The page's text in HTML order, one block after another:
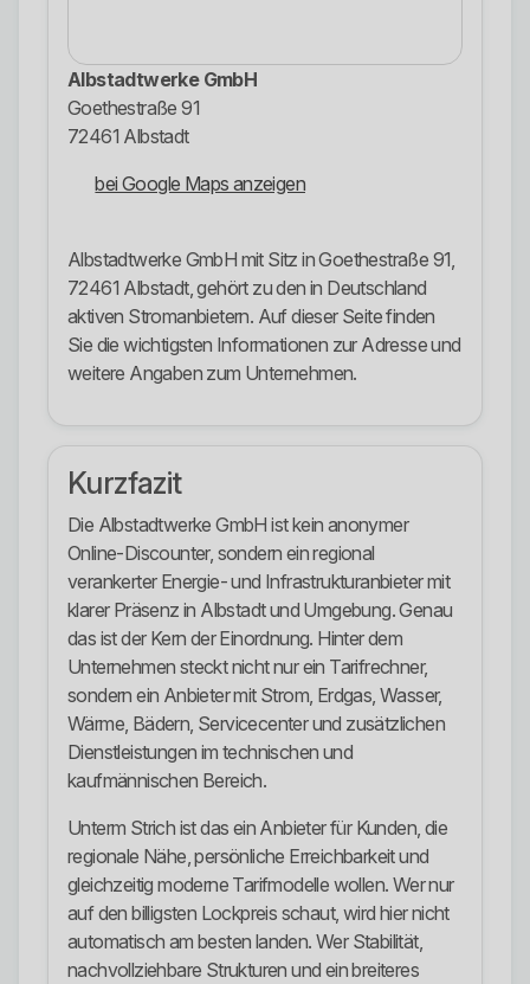
Albstadtwerke GmbH
Goethestraße 91
72461 Albstadt
bei Google Maps anzeigen
Albstadtwerke GmbH mit Sitz in Goethestraße 91,
72461 Albstadt, gehört zu den in Deutschland
aktiven Stromanbietern. Auf dieser Seite finden
Sie die wichtigsten Informationen zur Adresse und
weitere Angaben zum Unternehmen.
Kurzfazit
Die Albstadtwerke GmbH ist kein anonymer
Online-Discounter, sondern ein regional
verankerter Energie- und Infrastrukturanbieter mit
klarer Präsenz in Albstadt und Umgebung. Genau
das ist der Kern der Einordnung. Hinter dem
Unternehmen steckt nicht nur ein Tarifrechner,
sondern ein Anbieter mit Strom, Erdgas, Wasser,
Wärme, Bädern, Servicecenter und zusätzlichen
Dienstleistungen im technischen und
kaufmännischen Bereich.
Unterm Strich ist das ein Anbieter für Kunden, die
regionale Nähe, persönliche Erreichbarkeit und
gleichzeitig moderne Tarifmodelle wollen. Wer nur
auf den billigsten Lockpreis schaut, wird hier nicht
automatisch am besten landen. Wer Stabilität,
nachvollziehbare Strukturen und ein breiteres